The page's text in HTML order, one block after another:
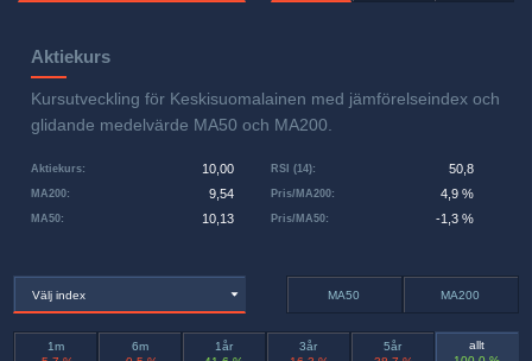
Aktiekurs
Kursutveckling för Keskisuomalainen med jämförelseindex och
glidande medelvärde MA50 och MA200.
Aktiekurs: 10,00
MA50: 10,13
MA200: 9,54 Pris/MA200: 4,9 %
RSI (14): 50,8
Pris/MA50: -1,3 %
Välj index MA50 MA200
1m
6m
1år
3år
5år
allt